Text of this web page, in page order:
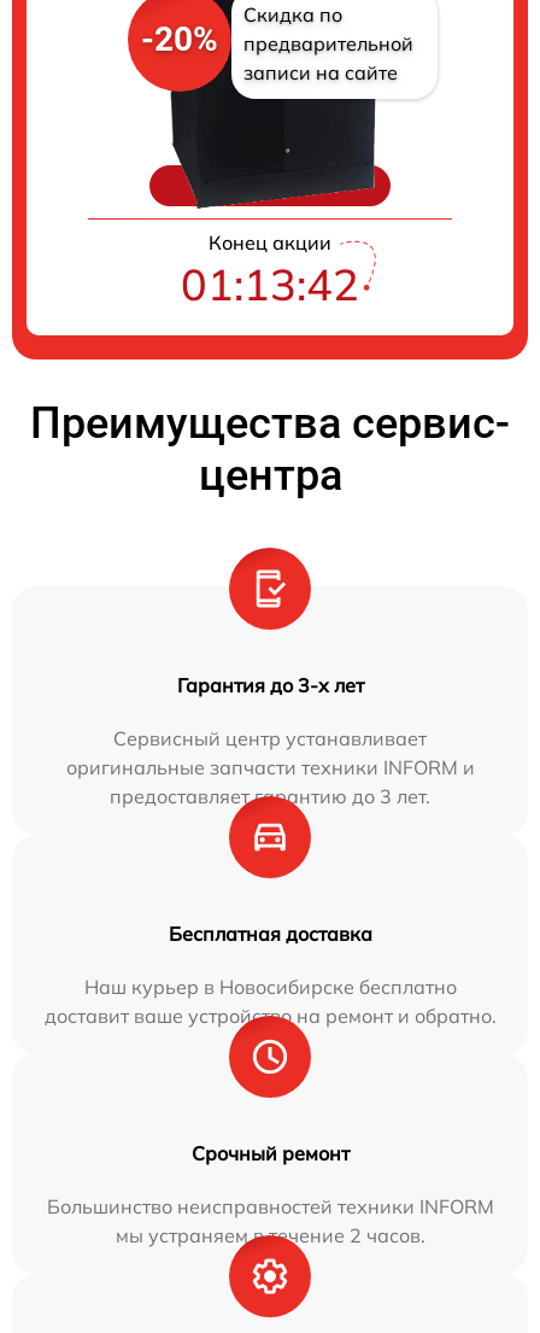
-20%
Скидка по
предварительной
записи на сайте
Конец акции
01:13:41
Преимущества сервис-
центра
Гарантия до 3-х лет
Сервисный центр устанавливает
оригинальные запчасти техники INFORM и
предоставляет гарантию до 3 лет.
Бесплатная доставка
Наш курьер в Новосибирске бесплатно
доставит ваше устройство на ремонт и обратно.
Срочный ремонт
Большинство неисправностей техники INFORM
мы устраняем в течение 2 часов.